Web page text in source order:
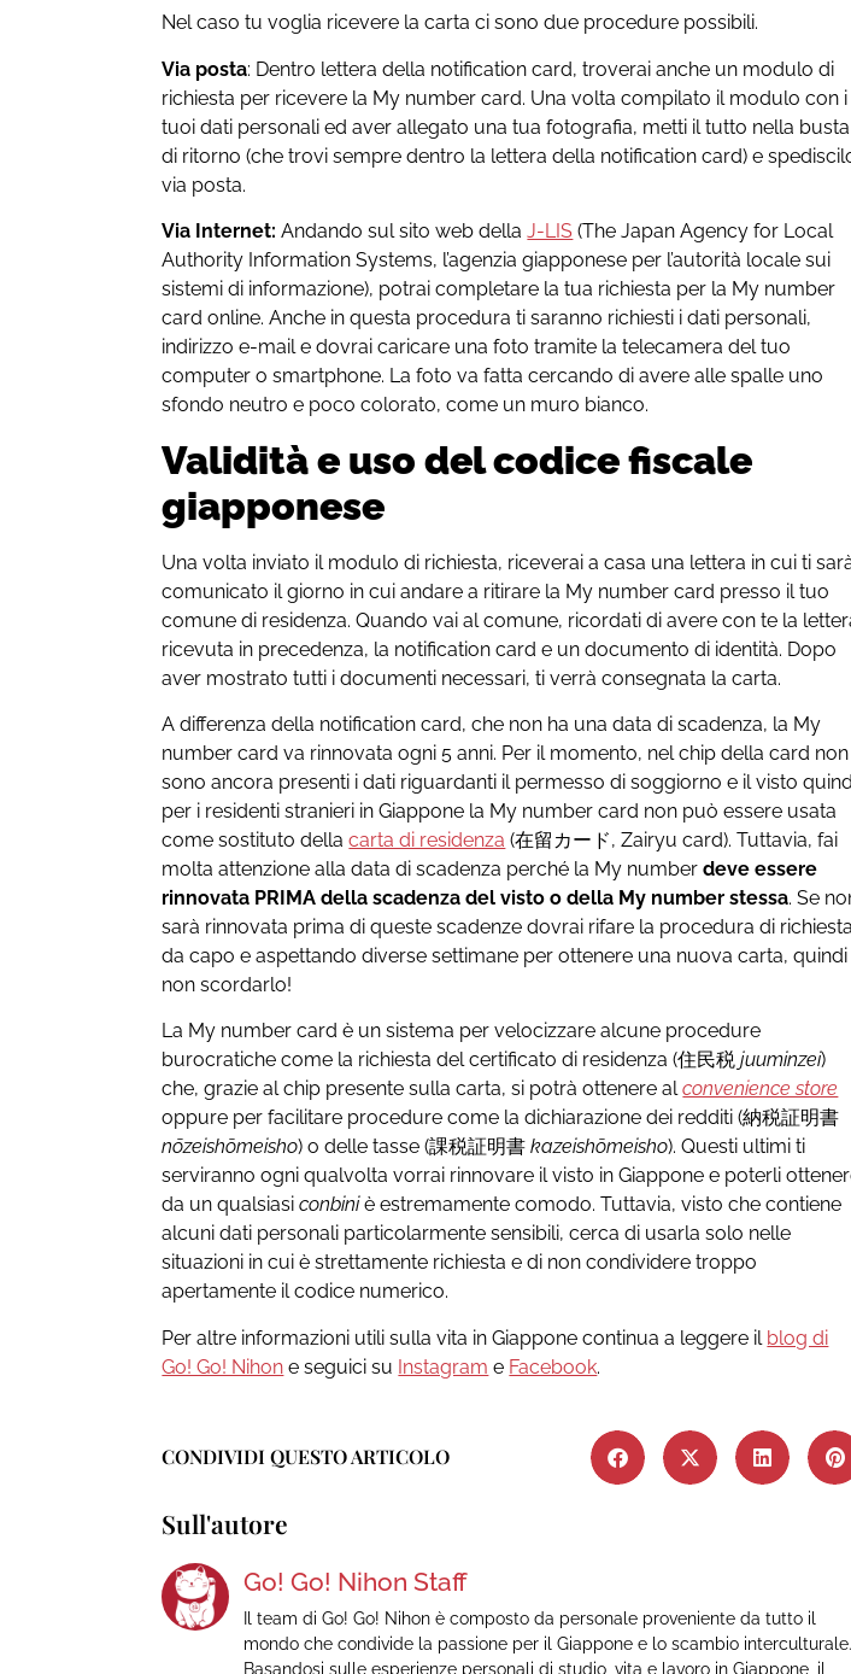
Nel caso tu voglia ricevere la carta ci sono due procedure possibili.
Via posta: Dentro lettera della notification card, troverai anche un modulo di
richiesta per ricevere la My number card. Una volta compilato il modulo con i
tuoi dati personali ed aver allegato una tua fotografia, metti il tutto nella busta
di ritorno (che trovi sempre dentro la lettera della notification card) e
via posta.
Via Internet: Andando sul sito web dellaJ-LIS (The Japan Agency for Local
Authority Information Systems, l’agenzia giapponese per l’autorità locale sui
sistemi di informazione), potrai completare la tua richiesta per la My number
card online. Anche in questa procedura ti saranno richiesti i dati personali,
indirizzo e-mail e dovrai caricare una foto tramite la telecamera del tuo
computer o smartphone. La foto va fatta cercando di avere alle spalle uno
sfondo neutro e poco colorato, come un muro bianco.
Validità e uso del codice fiscale
giapponese
Una volta inviato il modulo di richiesta, riceverai a casa una lettera in cui ti
comunicato il giorno in cui andare a ritirare la My number card presso il tuo
comune di residenza. Quando vai al comune, ricordati di avere con te la
ricevuta in precedenza, la notification card e un documento di identità. Dopo
aver mostrato tutti i documenti necessari, ti verrà consegnata la carta.
A differenza della notification card, che non ha una data di scadenza, la My
number card va rinnovata ogni 5 anni. Per il momento, nel chip della card non
sono ancora presenti i dati riguardanti il permesso di soggiorno e il visto
per i residenti stranieri in Giappone la My number card non può essere usata
come sostituto dellacarta di residenza (在留カード, Zairyu card). Tuttavia, fai
molta attenzione alla data di scadenza perché la My numberdeve essere
rinnovata PRIMA della scadenza del visto o della My number stessa. Se
sarà rinnovata prima di queste scadenze dovrai rifare la procedura di richiesta
da capo e aspettando diverse settimane per ottenere una nuova carta, quindi
non scordarlo!
La My number card è un sistema per velocizzare alcune procedure
burocratiche come la richiesta del certificato di residenza (住民税juuminzei)
che, grazie al chip presente sulla carta, si potrà ottenere alconvenience store
oppure per facilitare procedure come la dichiarazione dei redditi (納税証明書
nōzeishōmeisho) o delle tasse (課税証明書kazeishōmeisho). Questi ultimi ti
serviranno ogni qualvolta vorrai rinnovare il visto in Giappone e poterli
da un qualsiasiconbiniè estremamente comodo. Tuttavia, visto che contiene
alcuni dati personali particolarmente sensibili, cerca di usarla solo nelle
situazioni in cui è strettamente richiesta e di non condividere troppo
apertamente il codice numerico.
Per altre informazioni utili sulla vita in Giappone continua a leggere il blog di
Go! Go! Nihon e seguici su Instagram e Facebook.
CONDIVIDI QUESTO ARTICOLO
Sull'autore
Go! Go! Nihon Staff
Il team di Go! Go! Nihon è composto da personale proveniente da tutto il
mondo che condivide la passione per il Giappone e lo scambio interculturale.
Basandosi sulle esperienze personali di studio, vita e lavoro in Giappone, il